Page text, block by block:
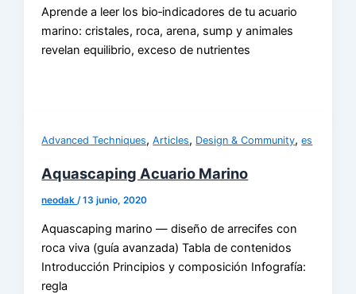
Aprende a leer los bio‑indicadores de tu acuario
marino: cristales, roca, arena, sump y animales
revelan equilibrio, exceso de nutrientes
Advanced Techniques,Articles, Design & Community,es
Aquascaping Acuario Marino
neodak/13 junio, 2020
Aquascaping marino — diseño de arrecifes con
roca viva (guía avanzada) Tabla de contenidos
Introducción Principios y composición Infografía:
regla